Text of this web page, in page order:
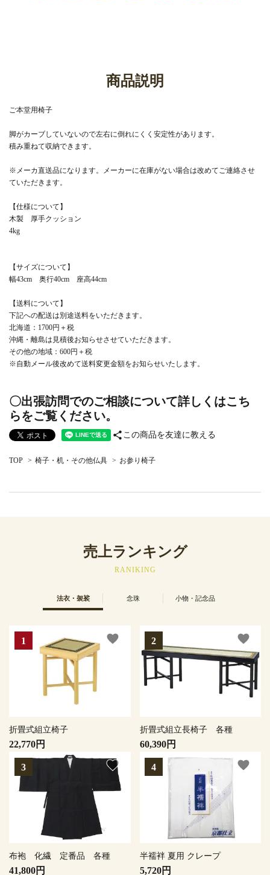
商品説明
ご本堂用椅子
脚がカーブしていないので左右に倒れにくく安定性があります。
積み重ねて収納できます。
※メーカ直送品になります。メーカーに在庫がない場合は改めてご連絡させ
ていただきます。
【仕様について】
木製 厚手クッション
4kg
【サイズについて】
幅43cm 奥行40cm 座高44cm
【送料について】
下記への配送は別途送料をいただきます。
北海道：1700円＋税
沖縄・離島は見積後お知らせさせていただきます。
その他の地域：600円＋税
※自動メール後改めて送料変更金額をお知らせいたします。
〇出張訪問でのご相談について詳しくはこち
らをご覧ください。
share この商品を友達に教える
TOP > 椅子・机・その他仏具 > お参り椅子
売上ランキング
RANIKING
法衣・袈裟 念珠 小物・記念品
折畳式組立椅子
22,770円
favorite
折畳式組立長椅子 各種
60,390円
favorite
布袍 化繊 定番品 各種
41,800円
favorite
半襦袢 夏用 クレープ
5,720円
favorite